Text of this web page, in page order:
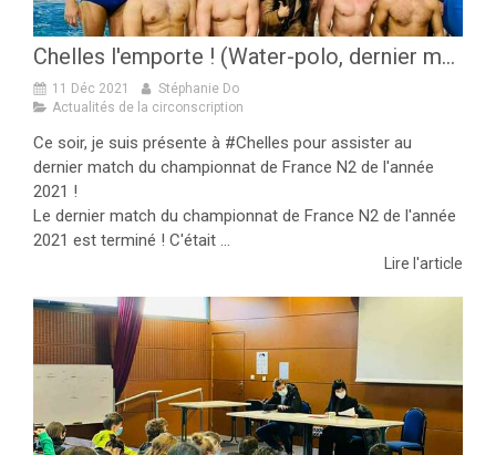
Chelles l'emporte ! (Water-polo, dernier match du championnat de France N2 de l'année 2021)
11 Déc 2021
Stéphanie Do
Actualités de la circonscription
Ce soir, je suis présente à #Chelles pour assister au
dernier match du championnat de France N2 de l'année
2021 !
Le dernier match du championnat de France N2 de l'année
2021 est terminé ! C'était ...
Lire l'article